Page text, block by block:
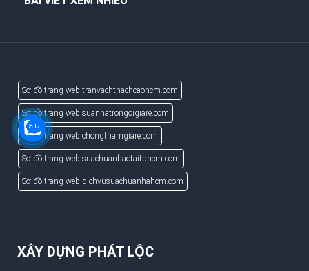
Sơ đồ trang web tranvachthachcaohcm.com
Sơ đồ trang web suanhatrongoigiare.com
Sơ đồ trang web chongthamgiare.com
Sơ đồ trang web suachuanhaotaitphcm.com
Sơ đồ trang web dichvusuachuanhahcm.com
XÂY DỰNG PHÁT LỘC